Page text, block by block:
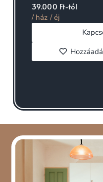
39.000 Ft-tól
/ ház / éj